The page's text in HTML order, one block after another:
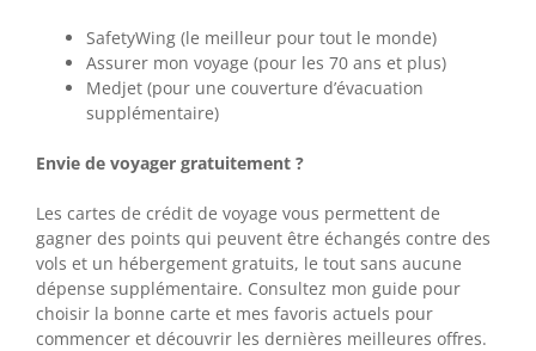
SafetyWing (le meilleur pour tout le monde)
Assurer mon voyage (pour les 70 ans et plus)
Medjet (pour une couverture d’évacuation
supplémentaire)
Envie de voyager gratuitement ?
Les cartes de crédit de voyage vous permettent de
gagner des points qui peuvent être échangés contre des
vols et un hébergement gratuits, le tout sans aucune
dépense supplémentaire. Consultez mon guide pour
choisir la bonne carte et mes favoris actuels pour
commencer et découvrir les dernières meilleures offres.